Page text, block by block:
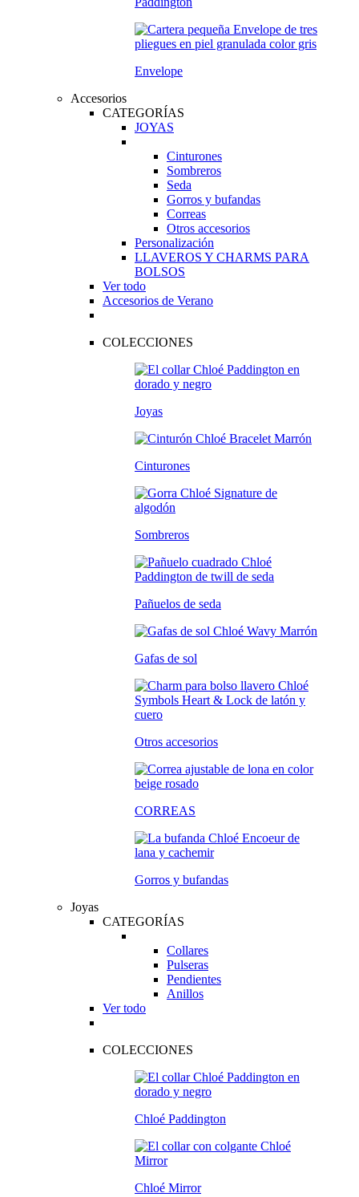
Envelope
Accesorios
CATEGORÍAS
JOYAS
Cinturones
Sombreros
Seda
Gorros y bufandas
Correas
Otros accesorios
Personalización
LLAVEROS Y CHARMS PARA
BOLSOS
Ver todo
Accesorios de Verano
COLECCIONES
Joyas
Cinturones
Sombreros
Pañuelos de seda
Gafas de sol
Otros accesorios
CORREAS
Gorros y bufandas
Joyas
CATEGORÍAS
Collares
Pulseras
Pendientes
Anillos
Ver todo
COLECCIONES
Chloé Paddington
Chloé Mirror